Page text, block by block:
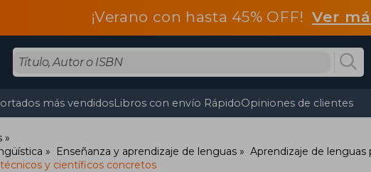
¡Verano con hasta 45% OFF!Ver
más vendidosLibros con envío RápidoOpiniones de clientes
Enseñanza y aprendizaje de lenguas Aprendizaje de lenguas
y científicos concretos